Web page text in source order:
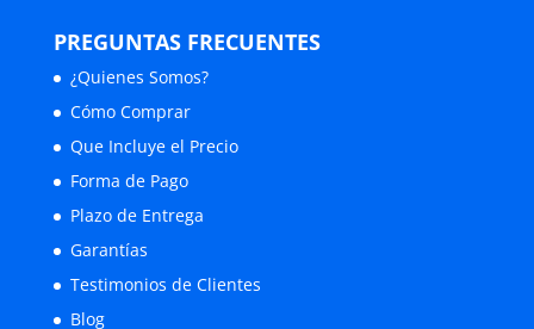
PREGUNTAS FRECUENTES
¿Quienes Somos?
Cómo Comprar
Que Incluye el Precio
Forma de Pago
Plazo de Entrega
Garantías
Testimonios de Clientes
Blog